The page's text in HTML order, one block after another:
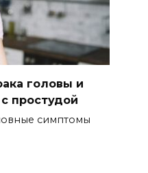
головы и
простудой
симптомы